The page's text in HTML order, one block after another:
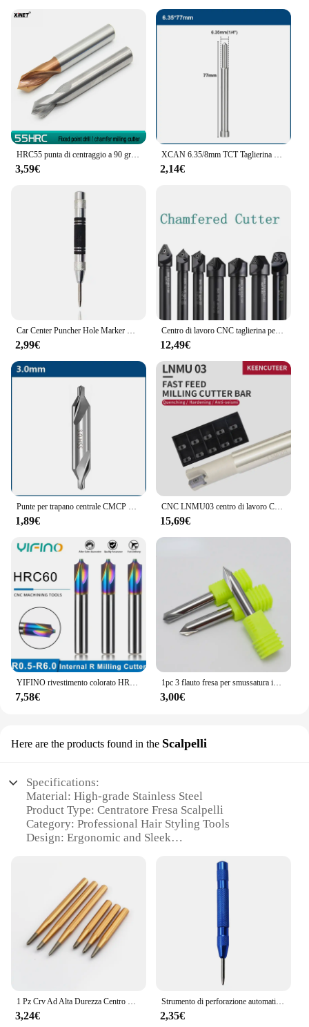
HRC55 punta di centraggio a 90 gradi in lega di acciaio al tungsteno punta fissa trapano di posizionamento trapano 4-8-10-12 fresa a smusso a forma di V
3,59€
XCAN 6.35/8mm TCT Taglierina anulare Perno pilota Asta centrale Trapano cavo Piastra in acciaio Trapano Taglierina anulare Posizione centrale Asta Espulsore
2,14€
Car Center Puncher Hole Marker Wood Metal Steel Spring Load Kerner Drill Locator Heavy Duty Punch carpenteria utensile manuale automatico
2,99€
Centro di lavoro CNC taglierina per smussatura barra per svasatore fresa per smusso indicizzabile 30/45/60 gradi TCMT APMT foratura a punti
12,49€
Punte per trapano centrale CMCP HSS trapano per svasatore da 60 gradi 1mm 1.5mm 2mm 3mm 3.5mm 5mm 6mmPower strumenti punta per trapano in metallo
1,89€
CNC LNMU03 centro di lavoro CNC ad alimentazione rapida testa di fresatura a estremità efficiente e veloce inserto di fresatura a doppio bordo
15,69€
YIFINO rivestimento colorato HRC60 4-Flute interno R fresa in acciaio al tungsteno per utensili per fresa centro di lavoro CNC in alluminio
7,58€
1pc 3 flauto fresa per smussatura in acciaio al tungsteno trapano a 90 gradi per fresa per smussatura in alluminio
3,00€
Here are the products found in the Scalpelli
Specifications:
Material: High-grade Stainless Steel
Product Type: Centratore Fresa Scalpelli
Category: Professional Hair Styling Tools
Design: Ergonomic and Sleek
Accessories: Comes with Multiple Attachments
Features:
|Vendors|
**Unmatched Precision and Versatility**
The centratore fresa Scalpelli is a professional-
grade hair styling tool designed to deliver precision
cuts and smooth operation. Crafted from high-grade
stainless steel, this centratore fresa offers
unmatched durability and longevity. The ergonomic
1 Pz Crv Ad Alta Durezza Centro Spille Punzone Metallo Acciaio Inossidabile Legno Indentation Mark Strumento di Lavorazione Del Legno Bit 4 5 6mm
3,24€
Strumento di perforazione automatico del metallo del punzone centrale automatico strumenti per la lavorazione del legno marcatore caricato scalpello per legno strumento per falegnameria
2,35€